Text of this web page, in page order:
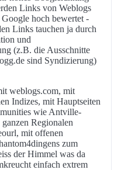
Links von Weblogs
hoch bewertet -
Links tauchen ja durch
und
(z.B. die Ausschnitte
sind Syndizierung)
weblogs.com, mit
Indizes, mit Hauptseiten
wie Antville-
Regionalen
mit offenen
zum
der Himmel was da
einfach extrem